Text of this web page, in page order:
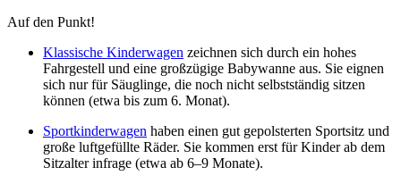
Auf den Punkt!
Klassische Kinderwagen zeichnen sich durch ein hohes
Fahrgestell und eine großzügige Babywanne aus. Sie eignen
sich nur für Säuglinge, die noch nicht selbstständig sitzen
können (etwa bis zum 6. Monat).
Sportkinderwagen haben einen gut gepolsterten Sportsitz und
große luftgefüllte Räder. Sie kommen erst für Kinder ab dem
Sitzalter infrage (etwa ab 6–9 Monate).